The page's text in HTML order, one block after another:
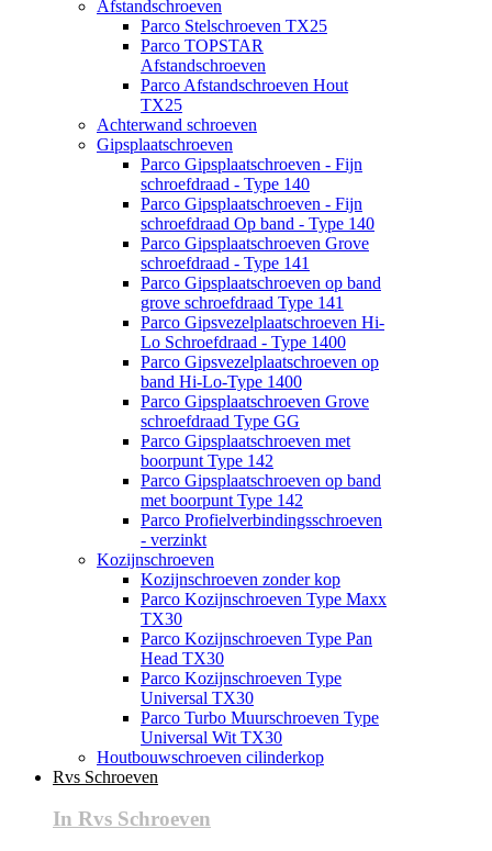
Afstandschroeven
Parco Stelschroeven TX25
Parco TOPSTAR
Afstandschroeven
Parco Afstandschroeven Hout
TX25
Achterwand schroeven
Gipsplaatschroeven
Parco Gipsplaatschroeven - Fijn
schroefdraad - Type 140
Parco Gipsplaatschroeven - Fijn
schroefdraad Op band - Type 140
Parco Gipsplaatschroeven Grove
schroefdraad - Type 141
Parco Gipsplaatschroeven op band
grove schroefdraad Type 141
Parco Gipsvezelplaatschroeven Hi-
Lo Schroefdraad - Type 1400
Parco Gipsvezelplaatschroeven op
band Hi-Lo-Type 1400
Parco Gipsplaatschroeven Grove
schroefdraad Type GG
Parco Gipsplaatschroeven met
boorpunt Type 142
Parco Gipsplaatschroeven op band
met boorpunt Type 142
Parco Profielverbindingsschroeven
- verzinkt
Kozijnschroeven
Kozijnschroeven zonder kop
Parco Kozijnschroeven Type Maxx
TX30
Parco Kozijnschroeven Type Pan
Head TX30
Parco Kozijnschroeven Type
Universal TX30
Parco Turbo Muurschroeven Type
Universal Wit TX30
Houtbouwschroeven cilinderkop
Rvs Schroeven
In Rvs Schroeven